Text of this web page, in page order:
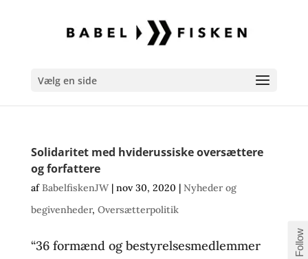
Vælg en side
Solidaritet med hviderussiske oversættere
og forfattere
afBabelfiskenJW| nov 30, 2020 | Nyheder og
begivenheder, Oversætterpolitik
“36 formænd og bestyrelsesmedlemmer
Follow